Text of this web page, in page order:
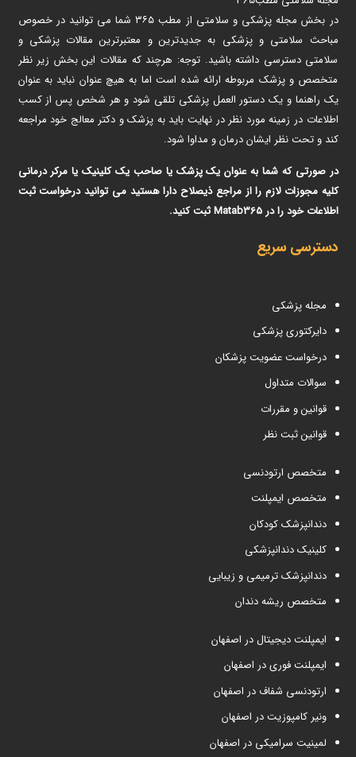
در بخش مجله پزشکی و سلامتی از مطب ۳۶۵ شما می توانید در خصوص
مباحث سلامتی و پزشکی به جدیدترین و معتبرترین مقالات پزشکی و
سلامتی دسترسی داشته باشید. توجه: هرچند که مقالات این بخش زیر نظر
متخصص و پزشک مربوطه ارائه شده است اما به هیچ عنوان نباید به عنوان
یک راهنما و یک دستور العمل پزشکی تلقی شود و هر شخص پس از کسب
اطلاعات در زمینه مورد نظر در نهایت باید به پزشک و دکتر معالج خود مراجعه
کند و تحت نظر ایشان درمان و مداوا شود.
در صورتی که شما به عنوان یک پزشک یا صاحب یک کلینیک یا مرکر درمانی
کلیه مجوزات لازم را از مراجع ذیصلاح دارا هستید می توانید درخواست ثبت
اطلاعات خود را در Matab365 ثبت کنید.
دسترسی سریع
مجله پزشکی
دایرکتوری پزشکی
درخواست عضویت پزشکان
سوالات متداول
قوانین و مقررات
قوانین ثبت نظر
متخصص ارتودنسی
متخصص ایمپلنت
دندانپزشک کودکان
کلینیک دندانپزشکی
دندانپزشک ترمیمی و زیبایی
متخصص ریشه دندان
ایمپلنت دیجیتال در اصفهان
ایمپلنت فوری در اصفهان
ارتودنسی شفاف در اصفهان
ونیر کامپوزیت در اصفهان
لمینیت سرامیکی در اصفهان